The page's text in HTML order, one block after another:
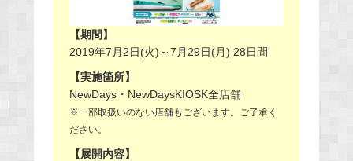
【期間】
2019年7月2日(火)～7月29日(月) 28日間
【実施箇所】
NewDays・NewDaysKIOSK全店舗
※一部取扱いのない店舗もございます。ご了承く
ださい。
【展開内容】